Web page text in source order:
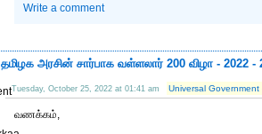
Write a comment
தமிழக அரசின் சார்பாக வள்ளலார் 200 விழா - 2022 -
Tuesday, October 25, 2022 at 01:41 am Universal
வணக்கம்,